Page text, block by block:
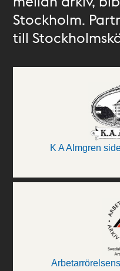
Stockholm.
till
K A Almgren